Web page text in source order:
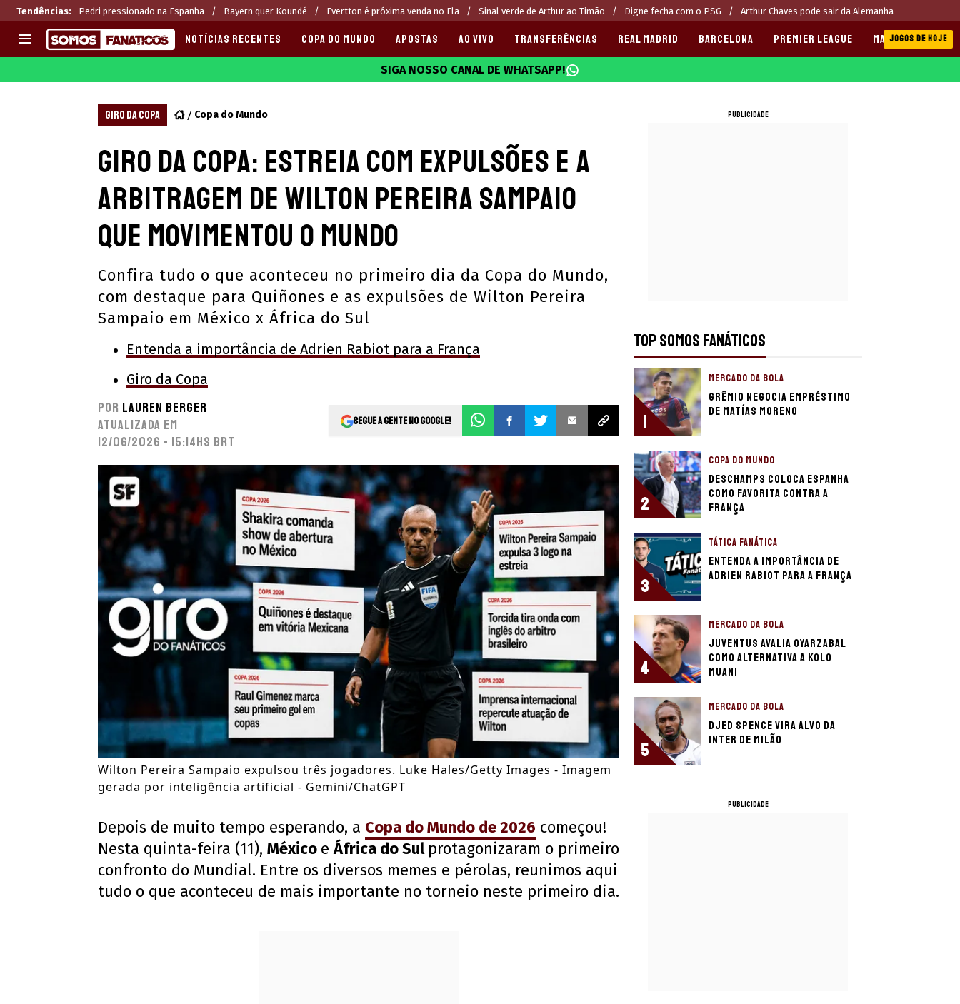
Tendências: Pedri pressionado na Espanha Bayern quer Koundé Evertton é próxima venda no Fla Sinal verde de Arthur ao Timão Digne fecha com o PSG Arthur Chaves pode sair da Alemanha
CHAMPIONS LEAGUE
PREMIER LEAGUE
Melhores sites de apostas 2025
Últimas
CASAS DE APOSTAS
CÓDIGOS e OFERTAS
APPS
NOTÍCIAS RECENTES COPA DO MUNDO APOSTAS AO VIVO TRANSFERÊNCIAS REAL MADRID BARCELONA PREMIER LEAGUE MANCHESTER CITY
JOGOS DE HOJE
SIGA NOSSO CANAL DE WHATSAPP!
GIRO DA COPA Copa do Mundo
Giro da Copa: Estreia com expulsões e a
arbitragem de Wilton Pereira Sampaio
que movimentou o mundo
Confira tudo o que aconteceu no primeiro dia da Copa do Mundo,
com destaque para Quiñones e as expulsões de Wilton Pereira
Sampaio em México x África do Sul
Entenda a importância de Adrien Rabiot para a França
Giro da Copa
Por Lauren Berger
Atualizada em
12/06/2026 - 15:14hs BRT
Segue a gente no Google!
Wilton Pereira Sampaio expulsou três jogadores. Luke Hales/Getty Images - Imagem
gerada por inteligência artificial - Gemini/ChatGPT
Depois de muito tempo esperando, a Copa do Mundo de 2026 começou!
Nesta quinta-feira (11), México eÁfrica do Sul protagonizaram o primeiro
confronto do Mundial. Entre os diversos memes e pérolas, reunimos aqui
tudo o que aconteceu de mais importante no torneio neste primeiro dia.
PUBLICIDADE
TOP SOMOS FANÁTICOS
1
MERCADO DA BOLA
Grêmio negocia empréstimo
de Matías Moreno
2
COPA DO MUNDO
Deschamps coloca Espanha
como favorita contra a
França
3
TÁTICA FANÁTICA
Entenda a importância de
Adrien Rabiot para a França
4
MERCADO DA BOLA
Juventus avalia Oyarzabal
como alternativa a Kolo
Muani
5
MERCADO DA BOLA
Djed Spence vira alvo da
Inter de Milão
PUBLICIDADE